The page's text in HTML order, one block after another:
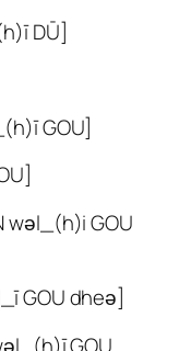
DŪ]
GOU]
wәl_(h)i GOU
GOU dheә]
GOU